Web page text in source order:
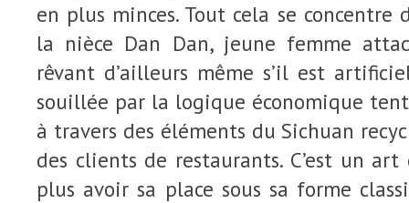
en plus minces. Tout cela se concentre
la nièce Dan Dan, jeune femme
rêvant d’ailleurs même s’il est
souillée par la logique économique
à travers des éléments du Sichuan
des clients de restaurants. C’est un
plus avoir sa place sous sa forme